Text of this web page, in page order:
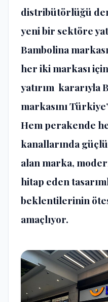
distribütörlüğü
yeni bir sektöre
Bambolina
her iki markası
yatırım kararıyla
markasını
Hem perakende
kanallarında
alan marka,
hitap eden
beklentilerinin
amaçlıyor.